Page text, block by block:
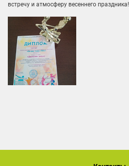
встречу и атмосферу весеннего праздника!